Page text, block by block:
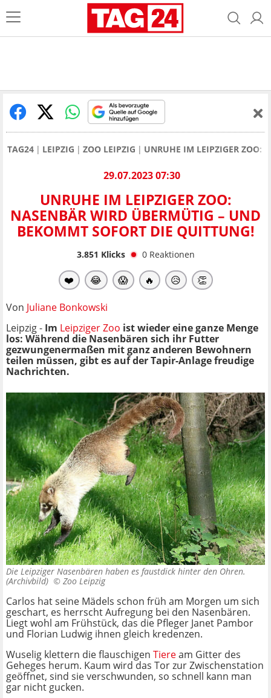
TAG24 LEIPZIG ZOO LEIPZIG UNRUHE IM LEIPZIGER ZOO:
29.07.2023 07:30
UNRUHE IM LEIPZIGER ZOO:
NASENBÄR WIRD ÜBERMÜTIG – UND
BEKOMMT SOFORT DIE QUITTUNG!
3.851 Klicks 0 Reaktionen
❤️ 😂 😱 🔥 😥 👏
Von Juliane Bonkowski
Leipzig - Im Leipziger Zoo ist wieder eine ganze Menge
los: Während die Nasenbären sich ihr Futter
gezwungenermaßen mit ganz anderen Bewohnern
teilen müssen, gibt es auf der Tapir-Anlage freudige
Nachrichten.
Die Leipziger Nasenbären haben es faustdick hinter den Ohren.
(Archivbild) © Zoo Leipzig
Carlos hat seine Mädels schon früh am Morgen um sich
geschart, es herrscht Aufregung bei den Nasenbären.
Liegt wohl am Frühstück, das die Pfleger Janet Pambor
und Florian Ludwig ihnen gleich kredenzen.
Wuselig klettern die flauschigen Tieream Gitter des
Geheges herum. Kaum wird das Tor zur Zwischenstation
geöffnet, sind sie verschwunden, so schnell kann man
gar nicht gucken.